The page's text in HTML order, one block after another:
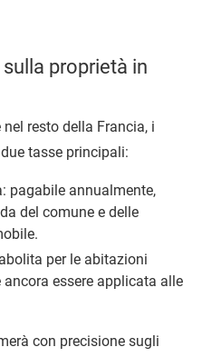
proprietà in
resto della Francia, i
tasse principali:
pagabile annualmente,
del comune e delle
per le abitazioni
essere applicata alle
con precisione sugli